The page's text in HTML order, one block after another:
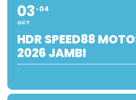
03
OCT
04
HDR SPEED88
2026 JAMBI